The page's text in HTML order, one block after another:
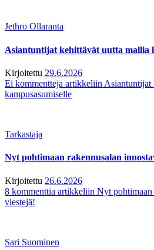
Jethro Ollaranta
Asiantuntijat kehittävät uutta mallia
Kirjoitettu 29.6.2026
Ei kommentteja artikkeliin Asiantuntijat
kampusasumiselle
Tarkastaja
Nyt pohtimaan rakennusalan
Kirjoitettu 26.6.2026
8 kommenttia artikkeliin Nyt pohtimaan
viestejä!
Sari Suominen